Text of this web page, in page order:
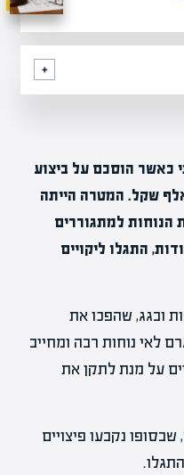
כאשר הוסכם על ביצוע
הרחבה בתמורה לכ-370 אלף שקל. המטרה הייתה
הנוחות למתגוררים
התגלו ליקויים
ובגג, שהפכו את
לאי נוחות רבה ומחייב
על מנת לתקן את
נקבעו פיצויים